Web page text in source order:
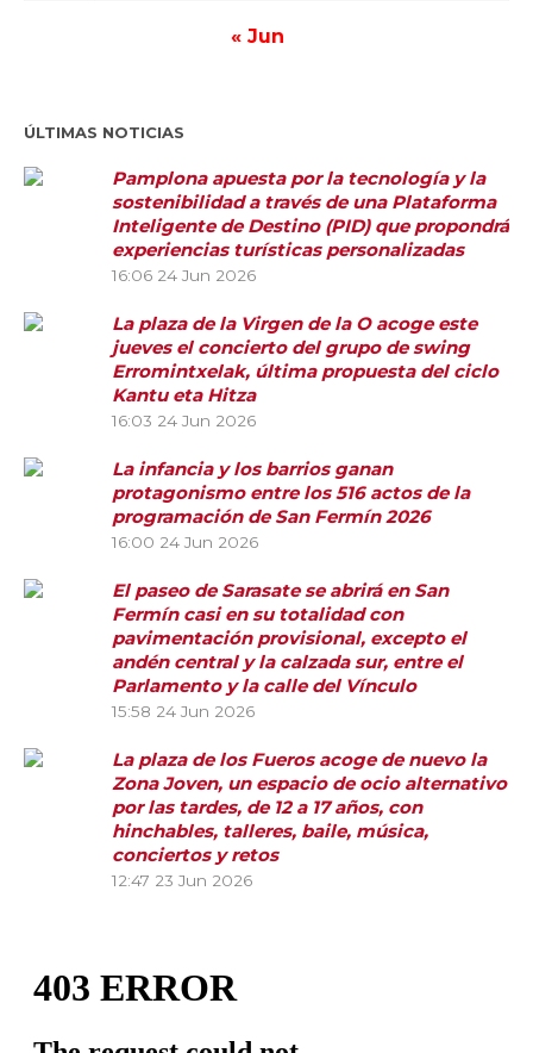
« Jun
ÚLTIMAS NOTICIAS
Pamplona apuesta por la tecnología y la
sostenibilidad a través de una Plataforma
Inteligente de Destino (PID) que propondrá
experiencias turísticas personalizadas
16:06 24 Jun 2026
La plaza de la Virgen de la O acoge este
jueves el concierto del grupo de swing
Erromintxelak, última propuesta del ciclo
Kantu eta Hitza
16:03 24 Jun 2026
La infancia y los barrios ganan
protagonismo entre los 516 actos de la
programación de San Fermín 2026
16:00 24 Jun 2026
El paseo de Sarasate se abrirá en San
Fermín casi en su totalidad con
pavimentación provisional, excepto el
andén central y la calzada sur, entre el
Parlamento y la calle del Vínculo
15:58 24 Jun 2026
La plaza de los Fueros acoge de nuevo la
Zona Joven, un espacio de ocio alternativo
por las tardes, de 12 a 17 años, con
hinchables, talleres, baile, música,
conciertos y retos
12:47 23 Jun 2026